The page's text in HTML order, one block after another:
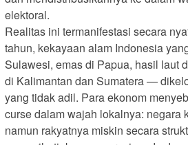
elektoral.
Realitas ini termanifestasi secara
tahun, kekayaan alam Indonesia
Sulawesi, emas di Papua, hasil laut
di Kalimantan dan Sumatera —
yang tidak adil. Para ekonom
curse dalam wajah lokalnya: negara
namun rakyatnya miskin secara